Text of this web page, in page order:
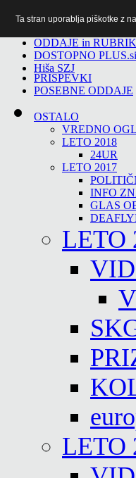
ODDAJE in
DOSTOPNO PLUS.si
Hiša SZJ
PRISPEVKI
POSEBNE ODDAJE
OSTALO
VREDNO
LETO 2018
24UR
LETO 2017
INFO
GLAS
LETO
LETO
Ta stran uporablja piškotke z